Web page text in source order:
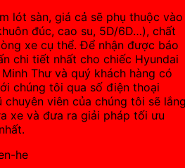
lót sàn, giá cả sẽ phụ thuộc vào
đúc, cao su, 5D/6D…), chất
xe cụ thể. Để nhận được báo
chi tiết nhất cho chiếc Hyundai
Thư và quý khách hàng có
chúng tôi qua số điện thoại
chuyên viên của chúng tôi sẽ
xe và đưa ra giải pháp tối ưu